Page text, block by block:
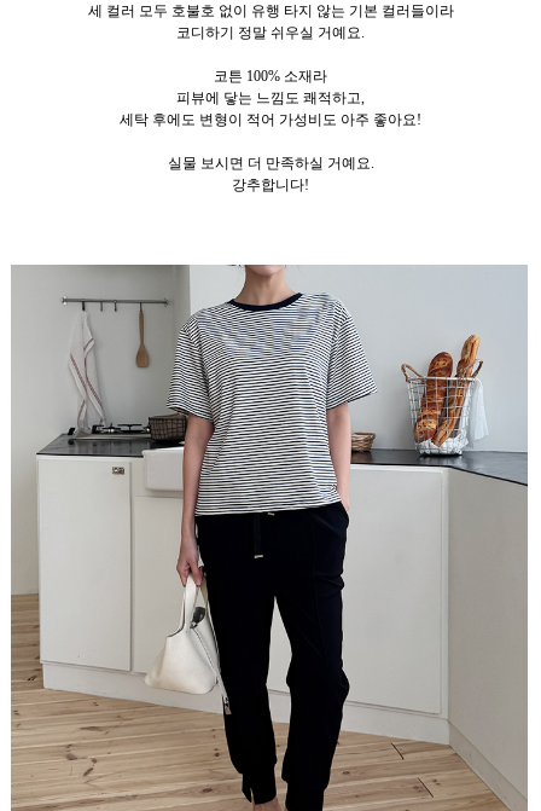
세 컬러 모두 호불호 없이 유행 타지 않는 기본 컬러들이라
코디하기 정말 쉬우실 거예요.
코튼 100% 소재라
피뷰에 닿는 느낌도 쾌적하고,
세탁 후에도 변형이 적어 가성비도 아주 좋아요!
실물 보시면 더 만족하실 거예요.
강추합니다!